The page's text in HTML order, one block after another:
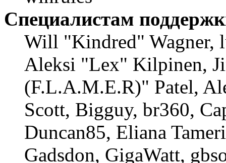
Специалистам
Will "Kindred" Wagner,
Aleksi "Lex" Kilpinen,
(F.L.A.M.E.R)" Patel,
Scott, Bigguy, br360,
Duncan85, Eliana
Gadsdon, GigaWatt,